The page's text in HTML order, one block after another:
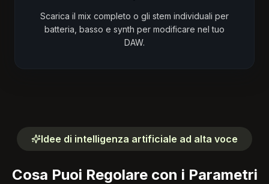
Scarica il mix completo o gli stem individuali per
batteria, basso e synth per modificare nel tuo
DAW.
Idee di intelligenza artificiale ad alta voce
Cosa Puoi Regolare con i Parametri